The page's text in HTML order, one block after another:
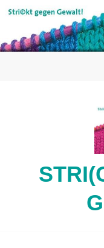
Springe
Inhalt